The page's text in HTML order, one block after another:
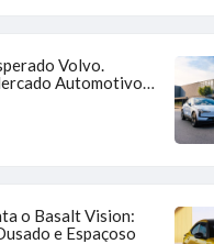
Volvo.
Automotivo
o Basalt Vision:
e Espaçoso